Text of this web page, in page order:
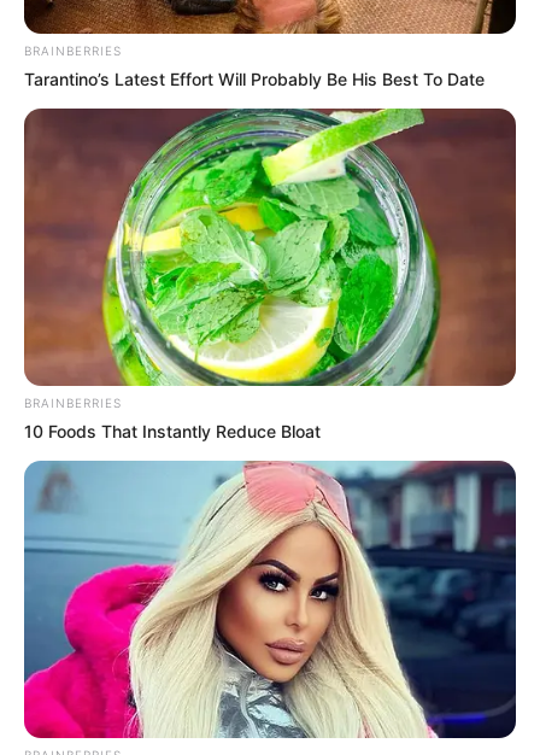
BRAINBERRIES
Tarantino’s Latest Effort Will Probably Be His Best To Date
BRAINBERRIES
10 Foods That Instantly Reduce Bloat